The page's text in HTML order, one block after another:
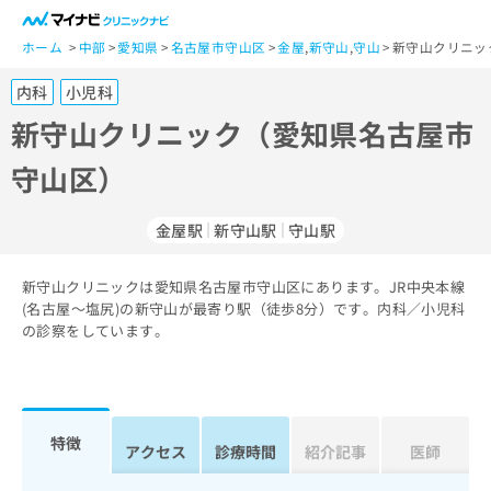
ホーム 中部 愛知県 名古屋市守山区 金屋,新守山,守山 新守山クリニ
内科 小児科
新守山クリニック（愛知県名古屋市
守山区）
金屋駅 新守山駅 守山駅
新守山クリニックは愛知県名古屋市守山区にあります。JR中央本線
(名古屋～塩尻)の新守山が最寄り駅（徒歩8分）です。内科／小児科
の診察をしています。
特徴 アクセス 診療時間 紹介記事 医師
一
般
ー
ザ
ー
の
方
ら
ビ
医
係